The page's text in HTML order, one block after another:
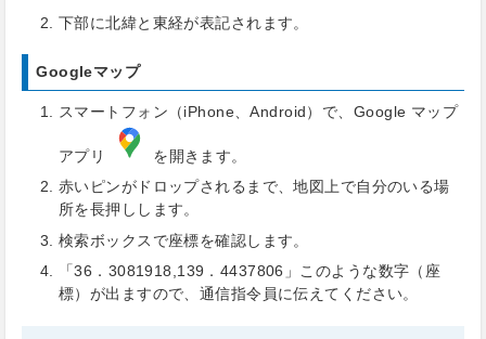
下部に北緯と東経が表記されます。
Googleマップ
スマートフォン（iPhone、Android）で、Google マップ
アプリ
を開きます。
赤いピンがドロップされるまで、地図上で自分のいる場
所を長押しします。
検索ボックスで座標を確認します。
「36．3081918,139．4437806」このような数字（座
標）が出ますので、通信指令員に伝えてください。